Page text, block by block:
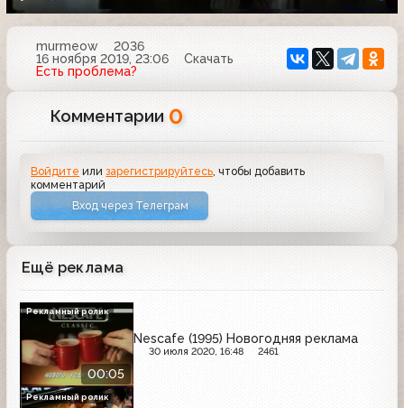
murmeow
2036
16 ноября 2019, 23:06
Скачать
Есть проблема?
Комментарии 0
Войдите илизарегистрируйтесь, чтобы добавить
комментарий
Вход через Телеграм
Ещё реклама
00:05
Nescafe (1995) Новогодняя реклама
30 июля 2020, 16:48 2461
Рекламный ролик
Рекламный ролик